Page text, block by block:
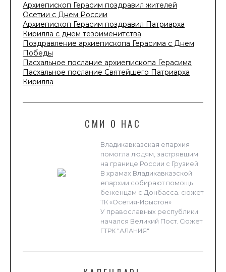
Архиепископ Герасим поздравил жителей
Осетии с Днем России
Архиепископ Герасим поздравил Патриарха
Кирилла с днем тезоименитства
Поздравление архиепископа Герасима с Днем
Победы
Пасхальное послание архиепископа Герасима
Пасхальное послание Святейшего Патриарха
Кирилла
СМИ О НАС
Владикавказская епархия
помогла людям, застрявшим
на границе России с Грузией
В храмах Владикавказской
епархии собирают помощь
беженцам с Донбасса. сюжет
ТК «Осетия-Ирыстон»
У православных республики
начался Великий Пост. Сюжет
ГТРК "АЛАНИЯ"